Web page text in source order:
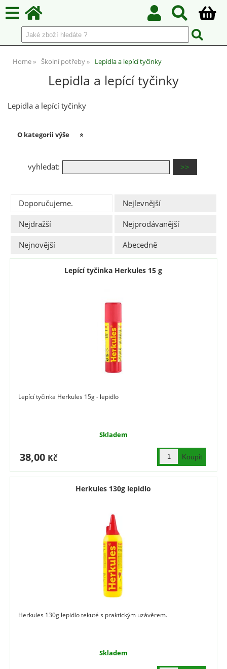
Home Školní potřeby Lepidla a lepící tyčinky
Lepidla a lepící tyčinky
Lepidla a lepící tyčinky
O kategorii výše
vyhledat:
Doporučujeme.
Nejlevnější
Nejdražší
Nejprodávanější
Nejnovější
Abecedně
Lepící tyčinka Herkules 15 g
Lepící tyčinka Herkules 15g - lepidlo
Skladem
38,00 Kč
Herkules 130g lepidlo
Herkules 130g lepidlo tekuté s praktickým uzávěrem.
Skladem